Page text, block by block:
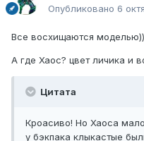
Опубликовано 6
Все восхищаются
А где Хаос? цвет личика и
Цитата
Кроасиво! Но Хаоса
у бэкпака клыкастые